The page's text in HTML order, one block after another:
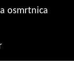
osmrtnica